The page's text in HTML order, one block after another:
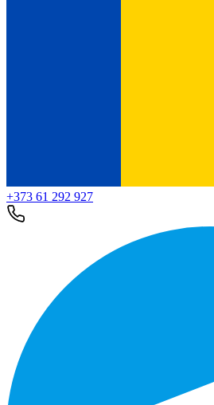
+373 61 292 927